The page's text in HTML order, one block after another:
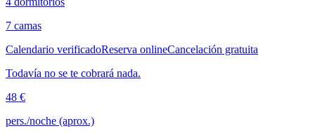
7 camas
Calendario verificadoReserva onlineCancelación gratuita
Todavía no se te cobrará nada.
48 €
pers./noche (aprox.)